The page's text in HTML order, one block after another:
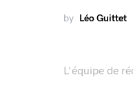
by Léo Guittet
L'équipe de